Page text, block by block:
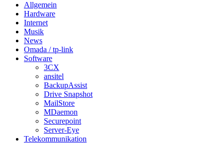
Allgemein
Hardware
Internet
Musik
News
Omada / tp-link
Software
3CX
ansitel
BackupAssist
Drive Snapshot
MailStore
MDaemon
Securepoint
Server-Eye
Telekommunikation